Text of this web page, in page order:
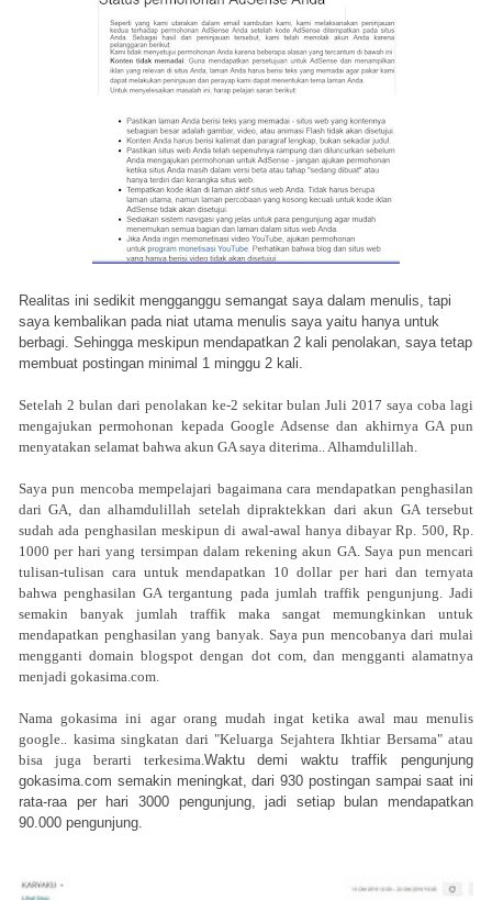
Realitas ini sedikit mengganggu semangat saya dalam menulis, tapi
saya kembalikan pada niat utama menulis saya yaitu hanya untuk
berbagi. Sehingga meskipun mendapatkan 2 kali penolakan, saya tetap
membuat postingan minimal 1 minggu 2 kali.
Setelah 2 bulan dari penolakan ke-2 sekitar bulan Juli 2017 saya coba lagi
mengajukan permohonan kepada Google Adsense dan akhirnya GA pun
menyatakan selamat bahwa akun GA saya diterima.. Alhamdulillah.
Saya pun mencoba mempelajari bagaimana cara mendapatkan penghasilan
dari GA, dan alhamdulillah setelah dipraktekkan dari akun GA tersebut
sudah ada penghasilan meskipun di awal-awal hanya dibayar Rp. 500, Rp.
1000 per hari yang tersimpan dalam rekening akun GA. Saya pun mencari
tulisan-tulisan cara untuk mendapatkan 10 dollar per hari dan ternyata
bahwa penghasilan GA tergantung pada jumlah traffik pengunjung. Jadi
semakin banyak jumlah traffik maka sangat memungkinkan untuk
mendapatkan penghasilan yang banyak. Saya pun mencobanya dari mulai
mengganti domain blogspot dengan dot com, dan mengganti alamatnya
menjadi gokasima.com.
Nama gokasima ini agar orang mudah ingat ketika awal mau menulis
google.. kasima singkatan dari "Keluarga Sejahtera Ikhtiar Bersama" atau
bisa juga berarti terkesima.Waktu demi waktu traffik pengunjung
gokasima.com semakin meningkat, dari 930 postingan sampai saat ini
rata-raa per hari 3000 pengunjung, jadi setiap bulan mendapatkan
90.000 pengunjung.